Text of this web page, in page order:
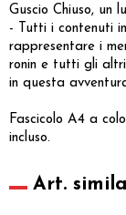
Guscio Chiuso, un
- Tutti i contenuti
rappresentare i
ronin e tutti gli
in questa
Fascicolo A4 a
incluso.
Art.